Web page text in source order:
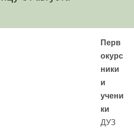
Перв
окурс
ники
и
учени
ки
ДУЗ